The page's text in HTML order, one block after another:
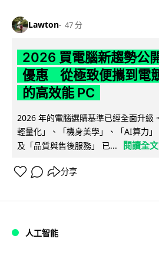
Lawton 47 分
2026 買電腦新趨勢公
優惠 從極致便攜到電
的高效能 PC
2026 年的電腦選購基準已經全面升級
輕量化」、「機身美學」、「AI算力
及「品質與售後服務」 已...
閱讀全文
分享
人工智能